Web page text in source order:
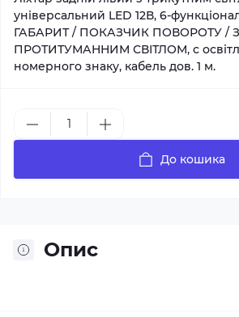
універсальний LED 12В, 6-
ГАБАРИТ / ПОКАЗЧИК ПОВОРОТУ / З
ПРОТИТУМАННИМ СВІТЛОМ, с
номерного знаку, кабель дов. 1 м.
До кошика
Опис